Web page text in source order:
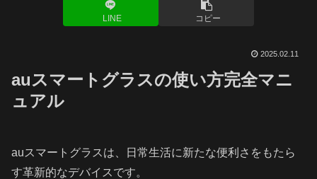
LINE コピー
2025.02.11
auスマートグラスの使い方完全マニ
ュアル
auスマートグラスは、日常生活に新たな便利さをもたら
す革新的なデバイスです。